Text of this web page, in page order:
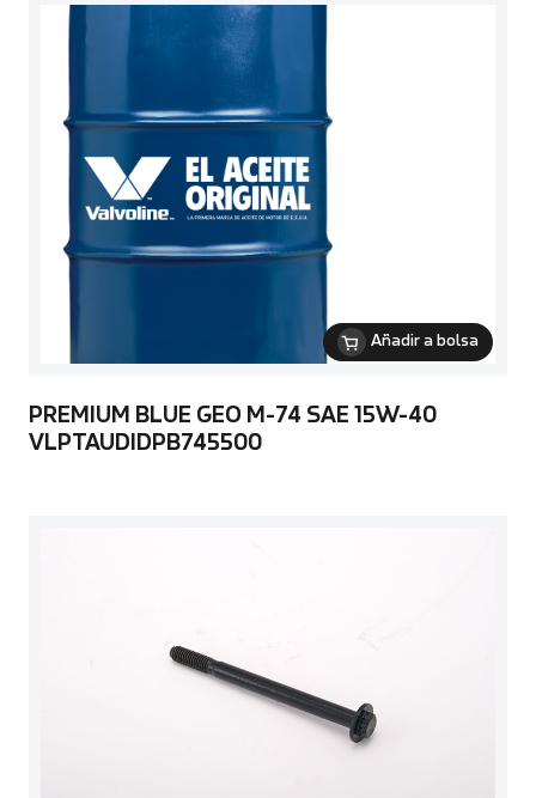
Añadir a bolsa
PREMIUM BLUE GEO M-74 SAE 15W-40
VLPTAUDIDPB745500